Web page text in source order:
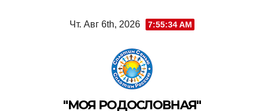
Чт. Авг 6th, 2026 7:55:35 AM
"МОЯ РОДОСЛОВНАЯ"